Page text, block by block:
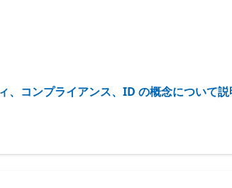
ンプライアンス、ID の概念について説